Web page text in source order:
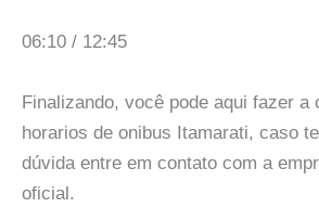
06:10 / 12:45
Finalizando, você pode aqui fazer a
horarios de onibus Itamarati, caso
dúvida entre em contato com a
oficial.